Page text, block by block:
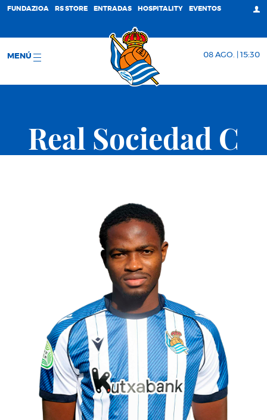
FUNDAZIOA RS STORE ENTRADAS HOSPITALITY EVENTOS
MENÚ 08 AGO. | 15:30
Real Sociedad C